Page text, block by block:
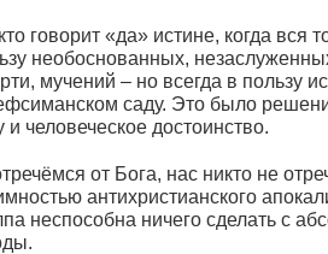
говорит «да» истине, когда вся
необоснованных,
мучений – но всегда в пользу
саду. Это было
и человеческое достоинство.
от Бога, нас никто не
антихристианского
неспособна ничего сделать с